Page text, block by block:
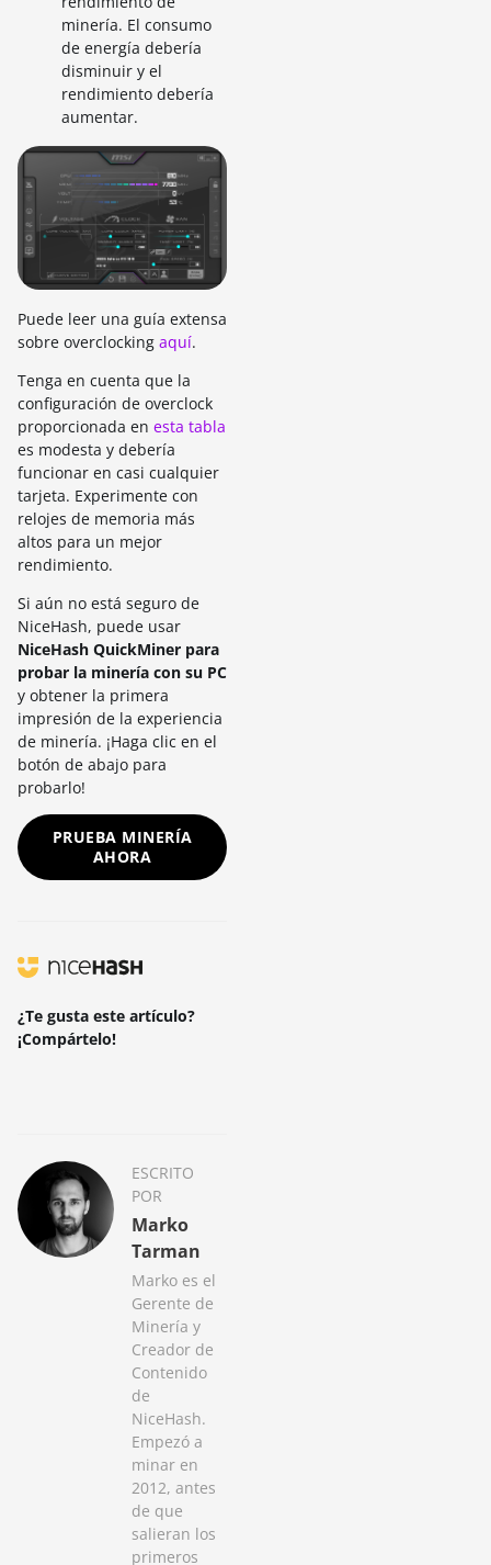
minería. El consumo
de energía debería
disminuir y el
rendimiento debería
aumentar.
Puede leer una guía extensa
sobre overclocking aquí.
Tenga en cuenta que la
configuración de overclock
proporcionada en esta tabla
es modesta y debería
funcionar en casi cualquier
tarjeta. Experimente con
relojes de memoria más
altos para un mejor
rendimiento.
Si aún no está seguro de
NiceHash, puede usar
NiceHash QuickMiner para
probar la minería con su PC
y obtener la primera
impresión de la experiencia
de minería. ¡Haga clic en el
botón de abajo para
probarlo!
PRUEBA MINERÍA
AHORA
¿Te gusta este artículo?
¡Compártelo!
ESCRITO
POR
Marko
Tarman
Marko es el
Gerente de
Minería y
Creador de
Contenido
de
NiceHash.
Empezó a
minar en
2012, antes
de que
salieran los
primeros